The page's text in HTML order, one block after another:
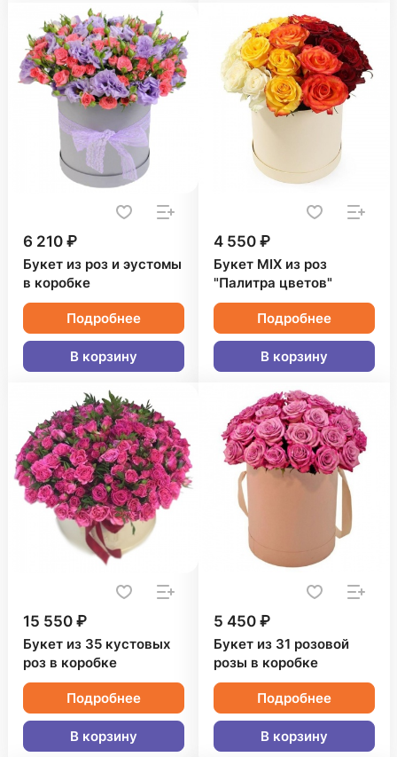
6 210 ₽
Букет из роз и эустомы
в коробке
Подробнее
В корзину
4 550 ₽
Букет MIX из роз
"Палитра цветов"
Подробнее
В корзину
15 550 ₽
Букет из 35 кустовых
роз в коробке
Подробнее
В корзину
5 450 ₽
Букет из 31 розовой
розы в коробке
Подробнее
В корзину